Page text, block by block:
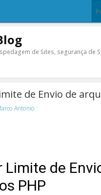
de Sites, segurança de
de Envio de
Antonio
Limite de
PHP